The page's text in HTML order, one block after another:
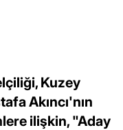
Kuzey
Akıncı'nın
ilişkin, "Aday